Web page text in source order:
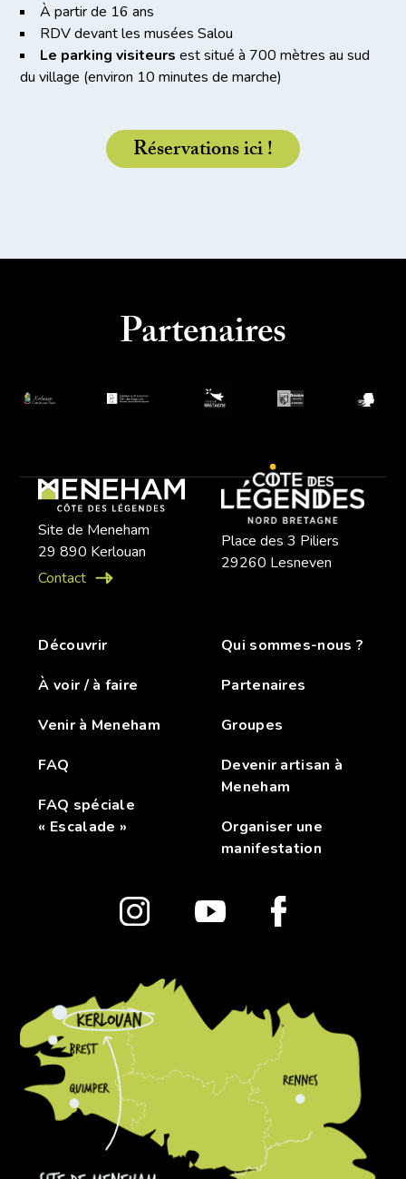
À partir de 16 ans
RDV devant les musées Salou
Le parking visiteurs est situé à 700 mètres au sud
du village (environ 10 minutes de marche)
Réservations ici !
Partenaires
Site de Meneham
29 890 Kerlouan
Contact
Place des 3 Piliers
29260 Lesneven
Découvrir
À voir / à faire
Venir à Meneham
FAQ
FAQ spéciale
« Escalade »
Qui sommes-nous ?
Partenaires
Groupes
Devenir artisan à
Meneham
Organiser une
manifestation